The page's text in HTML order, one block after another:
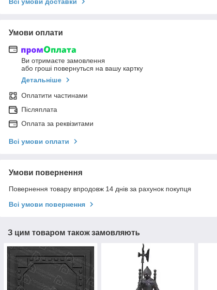
Умови оплати
Ви отримаєте замовлення
або гроші повернуться на вашу картку
Детальніше
Оплатити частинами
Післяплата
Оплата за реквізитами
Всі умови оплати
Умови повернення
Повернення товару впродовж 14 днів за рахунок покупця
Всі умови повернення
З цим товаром також замовляють